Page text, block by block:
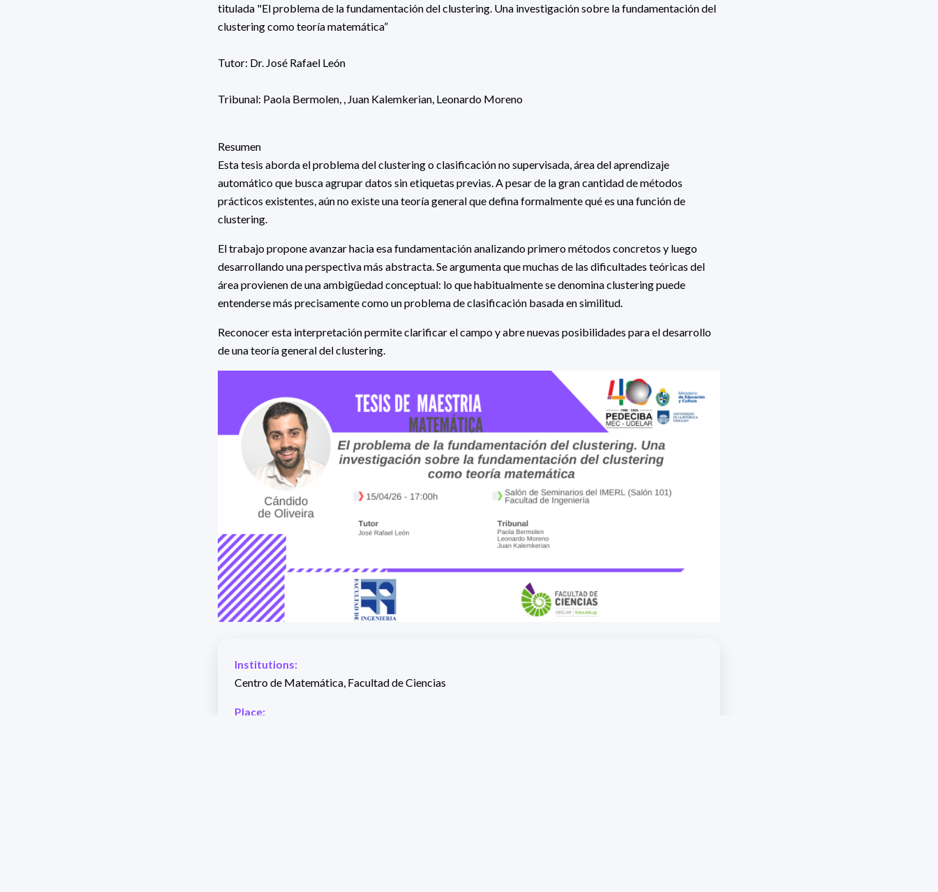
titulada "El problema de la fundamentación del clustering. Una investigación sobre la fundamentación del
clustering como teoría matemática”
Tutor: Dr. José Rafael León
Tribunal: Paola Bermolen, , Juan Kalemkerian, Leonardo Moreno
Resumen
Esta tesis aborda el problema del clustering o clasificación no supervisada, área del aprendizaje
automático que busca agrupar datos sin etiquetas previas. A pesar de la gran cantidad de métodos
prácticos existentes, aún no existe una teoría general que defina formalmente qué es una función de
clustering.
El trabajo propone avanzar hacia esa fundamentación analizando primero métodos concretos y luego
desarrollando una perspectiva más abstracta. Se argumenta que muchas de las dificultades teóricas del
área provienen de una ambigüedad conceptual: lo que habitualmente se denomina clustering puede
entenderse más precisamente como un problema de clasificación basada en similitud.
Reconocer esta interpretación permite clarificar el campo y abre nuevas posibilidades para el desarrollo
de una teoría general del clustering.
Institutions:
Centro de Matemática, Facultad de Ciencias
Place: